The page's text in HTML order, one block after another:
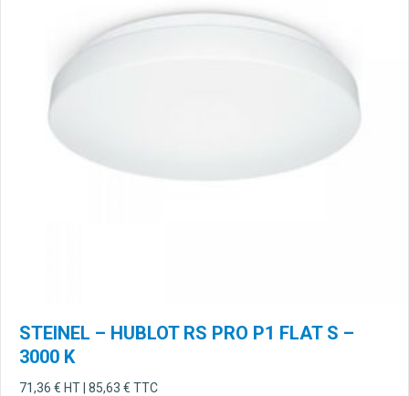
549,17€
STEINEL – HUBLOT RS PRO P1 FLAT S –
3000 K
71,36 € HT | 85,63 € TTC